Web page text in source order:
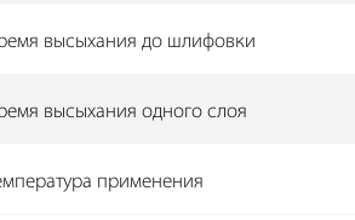
высыхания до шлифовки
высыхания одного слоя
применения